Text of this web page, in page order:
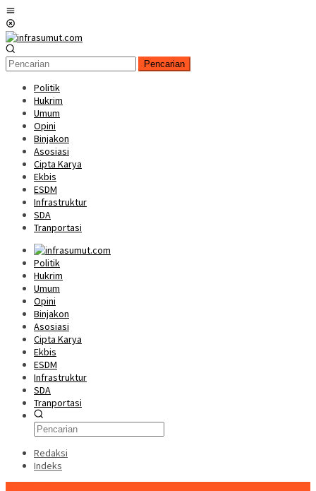
Loncat
ke
konten
Pencarian
Politik
Hukrim
Umum
Opini
Binjakon
Asosiasi
Cipta Karya
Ekbis
ESDM
Infrastruktur
SDA
Tranportasi
Politik
Hukrim
Umum
Opini
Binjakon
Asosiasi
Cipta Karya
Ekbis
ESDM
Infrastruktur
SDA
Tranportasi
Redaksi
Indeks